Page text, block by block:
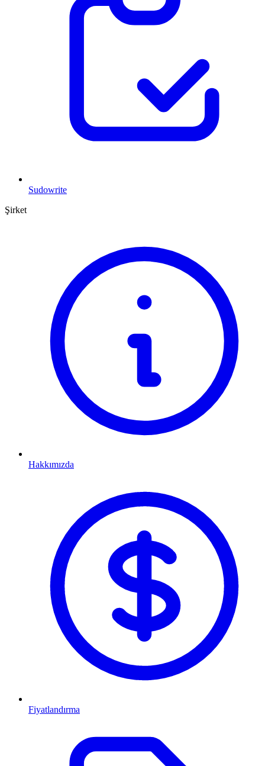
Sudowrite
Şirket
Hakkımızda
Fiyatlandırma